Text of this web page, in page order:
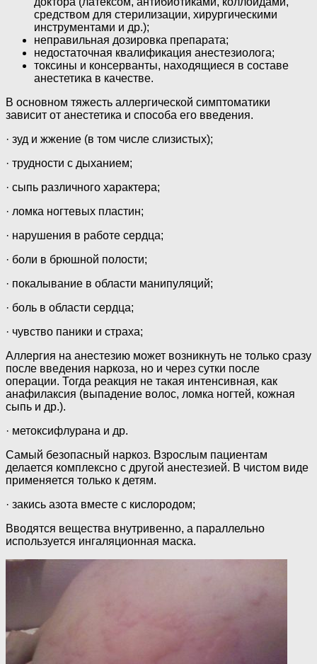
средством для стерилизации, хирургическими
инструментами и др.);
неправильная дозировка препарата;
недостаточная квалификация анестезиолога;
токсины и консерванты, находящиеся в составе
анестетика в качестве.
В основном тяжесть аллергической симптоматики
зависит от анестетика и способа его введения.
· зуд и жжение (в том числе слизистых);
· трудности с дыханием;
· сыпь различного характера;
· ломка ногтевых пластин;
· нарушения в работе сердца;
· боли в брюшной полости;
· покалывание в области манипуляций;
· боль в области сердца;
· чувство паники и страха;
Аллергия на анестезию может возникнуть не только сразу
после введения наркоза, но и через сутки после
операции. Тогда реакция не такая интенсивная, как
анафилаксия (выпадение волос, ломка ногтей, кожная
сыпь и др.).
· метоксифлурана и др.
Самый безопасный наркоз. Взрослым пациентам
делается комплексно с другой анестезией. В чистом виде
применяется только к детям.
· закись азота вместе с кислородом;
Вводятся вещества внутривенно, а параллельно
используется ингаляционная маска.